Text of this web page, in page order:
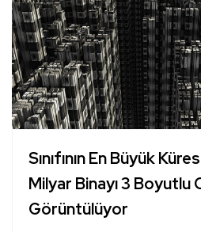
Sınıfının En Büyük
Milyar Binayı 3 Boyutlu
Görüntülüyor